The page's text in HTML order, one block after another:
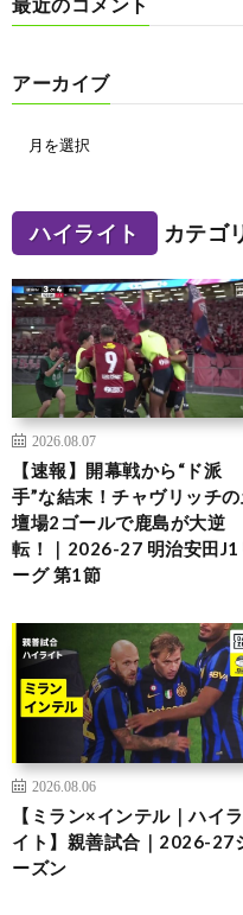
アーカイブ
ハイライト カテゴ
2026.08.07
【速報】開幕戦から“ド派
手”な結末！チャヴリッチの
壇場2ゴールで鹿島が大逆
転！｜2026-27 明治安田J1
ーグ 第1節
2026.08.06
【ミラン×インテル｜ハイラ
イト】親善試合｜2026-27
ーズン